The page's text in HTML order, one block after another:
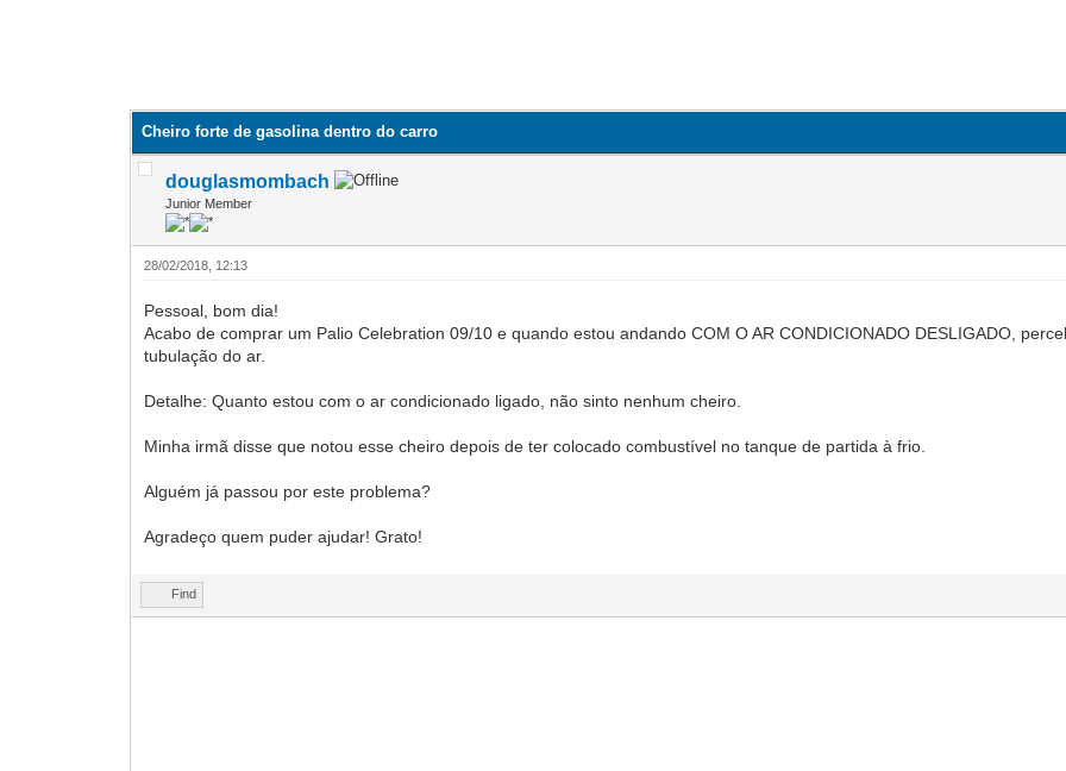
Cheiro forte de gasolina dentro do carro
douglasmombach
Junior Member
28/02/2018, 12:13
Pessoal, bom dia!
Acabo de comprar um Palio Celebration 09/10 e quando estou andando COM O AR CONDICIONADO DESLIGADO,
tubulação do ar.
Detalhe: Quanto estou com o ar condicionado ligado, não sinto nenhum cheiro.
Minha irmã disse que notou esse cheiro depois de ter colocado combustível no tanque de partida à frio.
Alguém já passou por este problema?
Agradeço quem puder ajudar! Grato!
Find